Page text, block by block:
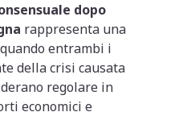
dopo
rappresenta una
entrambi i
della crisi causata
regolare in
economici e